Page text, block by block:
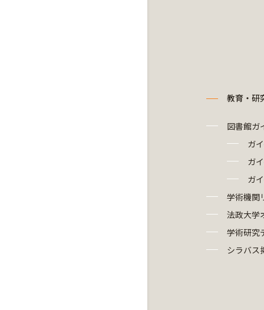
教育・研
図書館ガ
ガ
ガ
ガ
学術機関
法政大学
学術研究
シラバス